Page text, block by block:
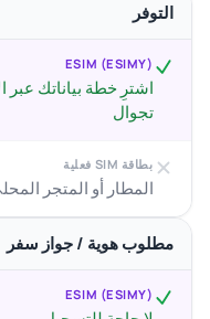
التوفر
ESIM (ESIMY)
اشترِ خطة بياناتك
تجوال
بطاقة SIM فعلية
المطار أو المتجر
مطلوب هوية / جواز سفر
ESIM (ESIMY)